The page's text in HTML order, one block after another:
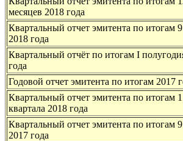
месяцев 2018 года
Квартальный отчет эмитента по итогам
2018 года
Квартальный отчёт по итогам I
года
Годовой отчет эмитента по итогам 2017
Квартальный отчет эмитента по итогам 1
квартала 2018 года
Квартальный отчет эмитента по итогам
2017 года